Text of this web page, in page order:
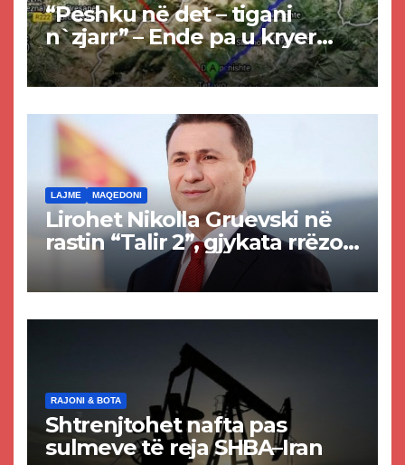
“Peshku në det – tigani
n`zjarr” – Ende pa u kryer
projekti i tunelit, komuna e
Tetovës nis punimet për
LAJME MAQEDONI
Lirohet Nikolla Gruevski në
rastin “Talir 2”, gjykata rrëzon
akuzat për ndërtimin e
paligjshëm të selisë së
RAJONI & BOTA
Shtrenjtohet nafta pas
sulmeve të reja SHBA–Iran